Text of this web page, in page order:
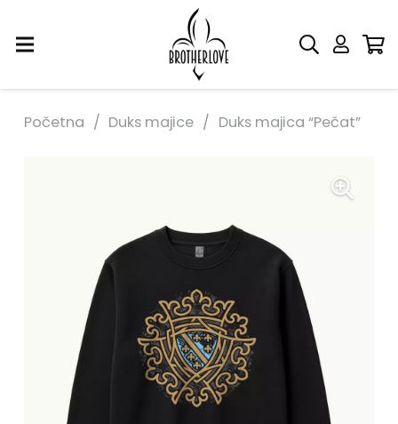
Početna / Duks majice / Duks majica “Pečat”